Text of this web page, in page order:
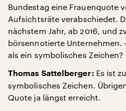
Bundestag eine Frauenquote
Aufsichtsräte verabschiedet.
nächstem Jahr, ab 2016, und
börsennotierte Unternehmen.
als ein symbolisches Zeichen?
Thomas Sattelberger: Es ist
symbolisches Zeichen.
Quote ja längst erreicht.